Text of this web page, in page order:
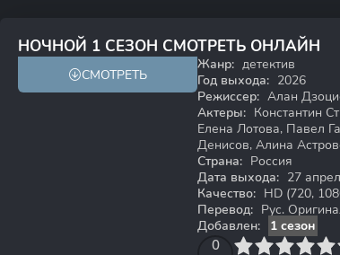
НОЧНОЙ 1 СЕЗОН СМОТРЕТЬ ОНЛАЙН
7.9
СМОТРЕТЬ
Жанр: детектив
Год выхода: 2026
Режиссер: Алан
Актеры: Константин
Елена Лотова, Павел
Денисов, Алина
Страна: Россия
Дата выхода: 27
Качество: HD (720,
Перевод: Рус.
Добавлен:
1 сезон
0
4 6 7 8 9